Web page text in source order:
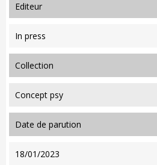
editeur
In press
collection
Concept psy
date de parution
18/01/2023